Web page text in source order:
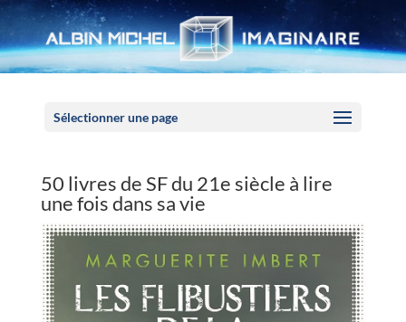
Sélectionner une page
50 livres de SF du 21e siècle à lire
une fois dans sa vie
Panneau de gestion des cookies